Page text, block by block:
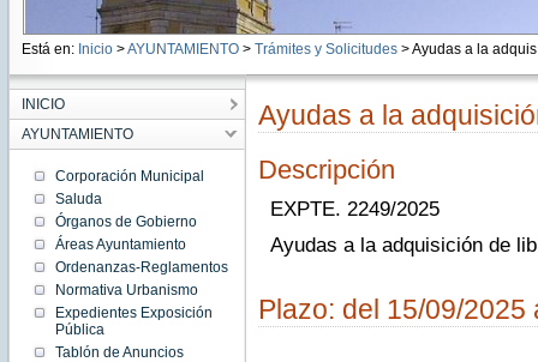
Está en: Inicio >AYUNTAMIENTO> Trámites y Solicitudes> Ayudas a la
INICIO
AYUNTAMIENTO
Corporación Municipal
Saluda
Órganos de Gobierno
Áreas Ayuntamiento
Ordenanzas-Reglamentos
Normativa Urbanismo
Expedientes Exposición
Pública
Tablón de Anuncios
Ayudas a la
Descripción
EXPTE. 2249/2025
Ayudas a la adquisición de
Plazo: del 15/09/2025